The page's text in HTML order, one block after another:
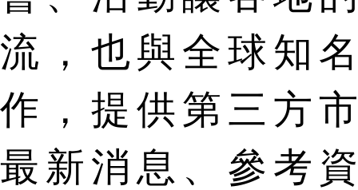
流，也與全球知
作，提供第三方
最新消息、參考